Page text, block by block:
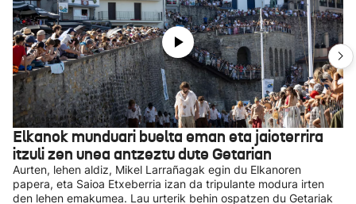
Elkanok munduari buelta eman eta jaioterrira
itzuli zen unea antzeztu dute Getarian
Aurten, lehen aldiz, Mikel Larrañagak egin du Elkanoren
papera, eta Saioa Etxeberria izan da tripulante modura irten
den lehen emakumea. Lau urterik behin ospatzen du Getariak